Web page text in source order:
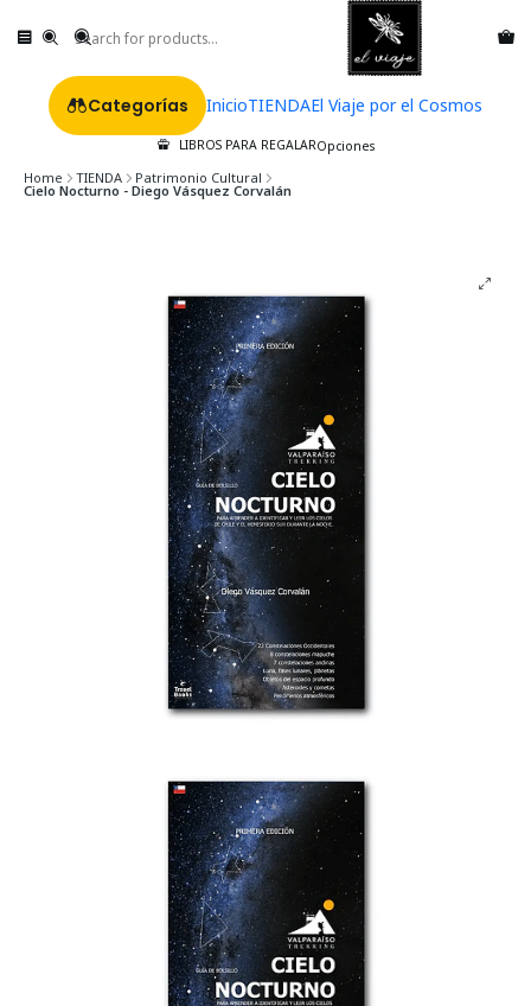
Categorías InicioTIENDAEl Viaje por el Cosmos
LIBROS PARA REGALAROpciones
Home TIENDA Patrimonio Cultural
Cielo Nocturno - Diego Vásquez Corvalán